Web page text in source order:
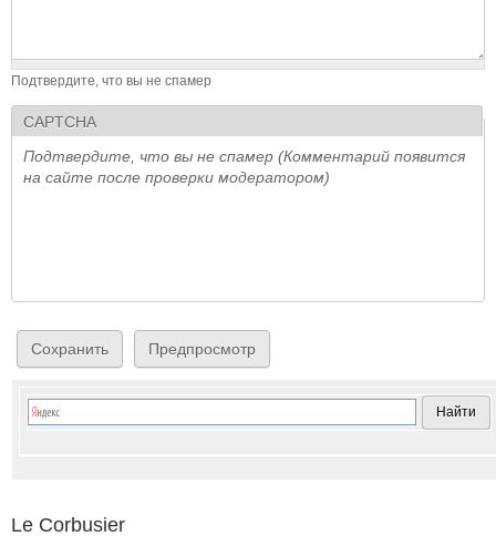
Подтвердите, что вы не спамер
CAPTCHA
Подтвердите, что вы не спамер (Комментарий появится
на сайте после проверки модератором)
Le Corbusier